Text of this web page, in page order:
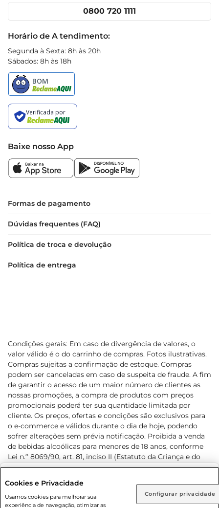
Rio de Janeiro (RJ) Goiás (GO)
Cencosud Media
0800 720 1111
Horário de A tendimento:
Segunda à Sexta: 8h às 20h
Sábados: 8h às 18h
Baixe nosso App
Formas de pagamento
Dúvidas frequentes (FAQ)
Política de troca e devolução
Política de entrega
Condições gerais: Em caso de divergência de valores, o
valor válido é o do carrinho de compras. Fotos ilustrativas.
Compras sujeitas a confirmação de estoque. Compras
podem ser canceladas em caso de suspeita de fraude. A fim
de garantir o acesso de um maior número de clientes as
nossas promoções, a compra de produtos com preços
promocionais poderá ter sua quantidade limitada por
cliente. Os preços, ofertas e condições são exclusivos para
o e-commerce e válidos durante o dia de hoje, podendo
sofrer alterações sem prévia notificação. Proibida a venda
de bebidas alcoólicas para menores de 18 anos, conforme
Lei n.º 8069/90, art. 81, inciso II (Estatuto da Criança e do
Adolescente). Preços e condições exclusivos para o
prévio. O valor mínimo para as compras on-line é de R$
80,00.
Cookies e Privacidade
Usamos cookies para melhorar sua
experiência de navegação, otimizar as
Configurar privacidade